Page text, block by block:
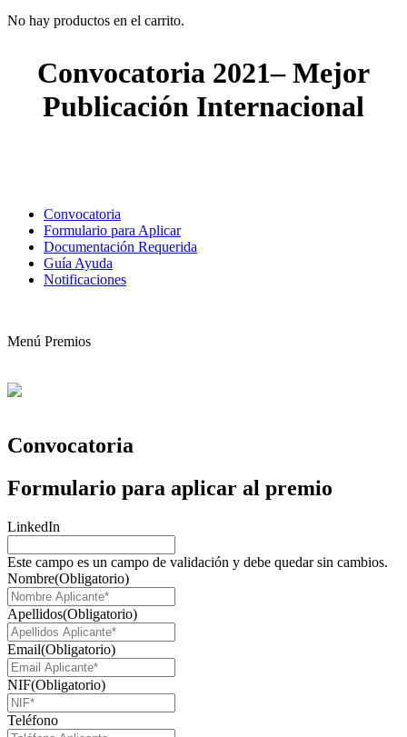
No hay productos en el carrito.
Convocatoria 2021– Mejor
Publicación Internacional
Convocatoria
Formulario para Aplicar
Documentación Requerida
Guía Ayuda
Notificaciones
Menú Premios
Convocatoria
Formulario para aplicar al premio
LinkedIn
Este campo es un campo de validación y debe quedar sin cambios.
Nombre(Obligatorio)
Apellidos(Obligatorio)
Email(Obligatorio)
NIF(Obligatorio)
Teléfono